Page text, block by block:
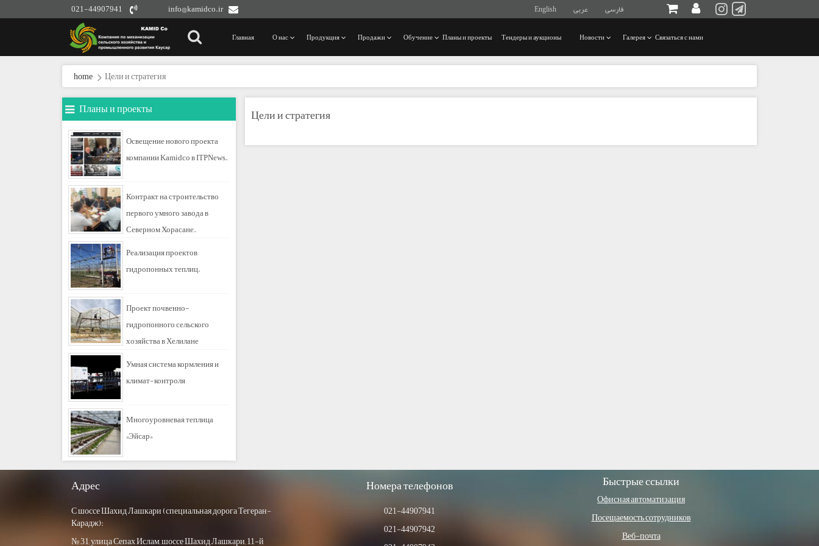
021-44907941 info@kamidco.ir فارسی عربی English
Главная О нас Продукция Продажи Обучение Планы и проекты Тендеры и аукционы Новости Галерея Связаться с нами
home Цели и стратегия
Цели и стратегия
Планы и проекты
Освещение нового проекта
компании Kamidco в ITPNews.
Контракт на строительство
первого умного завода в
Северном Хорасане.
Реализация проектов
гидропонных теплиц.
Проект почвенно-
гидропонного сельского
хозяйства в Хелилане
Умная система кормления и
климат-контроля
Многоуровневая теплица
«Эйсар»
Адрес
С шоссе Шахид Лашкари (специальная дорога Тегеран-
Карадж):
№ 31, улица Сепах Ислам, шоссе Шахид Лашкари, 11-й
Номера телефонов
021-44907941
021-44907942
Быстрые ссылки
Офисная автоматизация
Посещаемость сотрудников
Веб-почта